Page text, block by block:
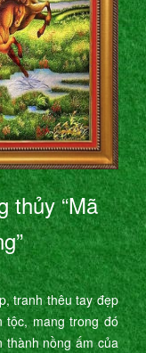
thủy “Mã
tranh thêu tay đẹp
tộc, mang trong đó
thành nồng ấm của